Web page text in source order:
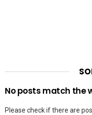
No posts match the
Please check if there are